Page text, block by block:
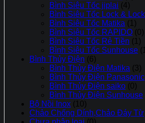
Bình Siêu Tốc jiplai (4)
Bình Siêu Tốc Lock & Lock
Bình Siêu Tốc Matika (1)
Bình Siêu Tốc RAPIDO (0)
Bình Siêu Tốc Rẻ Tiền (1)
Bình Siêu Tốc Sunhouse
Bình Thủy Điện (6)
Bình Thủy Điện Matika (3)
Bình Thủy Điện Panasonic
Bình Thủy Điện saiko (0)
Bình Thủy Điện Sunhouse
Bộ Nồi Inox (10)
Chảo Chống Dính,Chảo Đáy Từ